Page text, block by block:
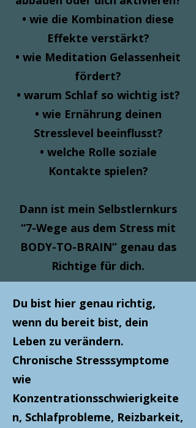
• wie die Kombination diese
Effekte verstärkt?
• wie Meditation Gelassenheit
fördert?
• warum Schlaf so wichtig ist?
• wie Ernährung deinen
Stresslevel beeinflusst?
• welche Rolle soziale
Kontakte spielen?
Dann ist mein Selbstlernkurs
“7-Wege aus dem Stress mit
BODY-TO-BRAIN” genau das
Richtige für dich.
Du bist hier genau richtig,
wenn du bereit bist, dein
Leben zu verändern.
Chronische Stresssymptome
wie
Konzentrationsschwierigkeite
n, Schlafprobleme, Reizbarkeit,